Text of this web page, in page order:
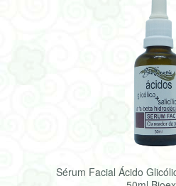
Sérum Facial Ácido